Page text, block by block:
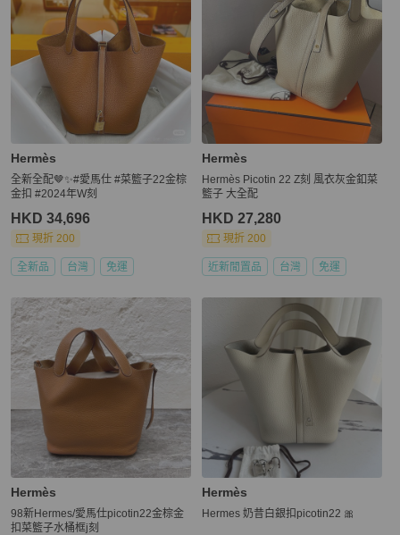
Hermès
全新全配🤎✨#愛馬仕 #菜籃子22金棕
金扣 #2024年W刻
HKD 34,696
現折 200
全新品 台灣 免運
Hermès
Hermès Picotin 22 Z刻 風衣灰金釦菜
籃子 大全配
HKD 27,280
現折 200
近新閒置品 台灣 免運
Hermès
98新Hermes/愛馬仕picotin22金棕金
扣菜籃子水桶框j刻
Hermès
Hermes 奶昔白銀扣picotin22 🎀